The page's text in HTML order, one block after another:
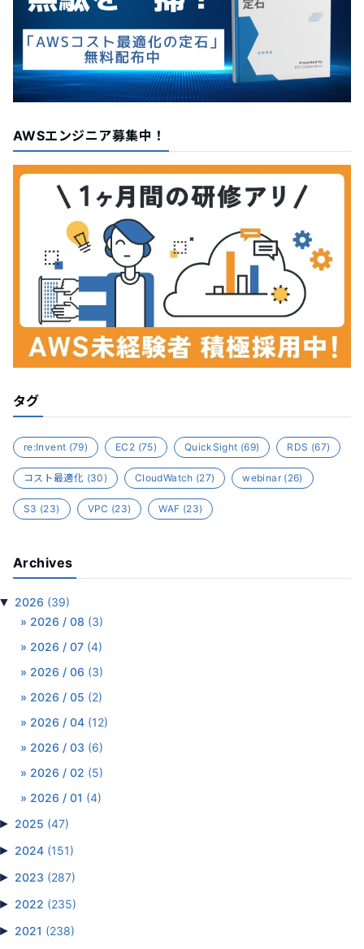
AWSエンジニア募集中！
タグ
re:Invent (79) EC2 (75) QuickSight (69) RDS (67)
コスト最適化 (30) CloudWatch (27) webinar(26)
S3 (23) VPC (23) WAF (23)
Archives
2026 (39)
2026 / 08 (3)
2026 / 07 (4)
2026 / 06 (3)
2026 / 05 (2)
2026 / 04 (12)
2026 / 03 (6)
2026 / 02 (5)
2026 / 01 (4)
2025 (47)
2024 (151)
2023 (287)
2022 (235)
2021 (238)